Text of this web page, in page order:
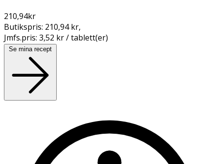
210,94kr
Butikspris: 210,94 kr,
Jmfs.pris: 3,52 kr / tablett(er)
Se mina recept